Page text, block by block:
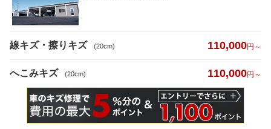
代車あり
輸入車対応
線キズ・擦りキズ (20cm) 110,000円～
へこみキズ (20cm) 110,000円～